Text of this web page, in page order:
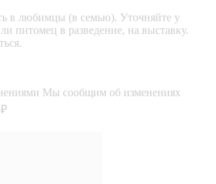
в любимцы (в семью). Уточняйте у
питомец в разведение, на выставку.
Мы сообщим об изменениях